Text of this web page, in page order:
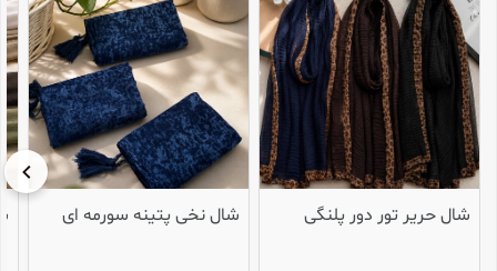
شال حریر تور دور پلنگی شال نخی پتینه سورمه ای